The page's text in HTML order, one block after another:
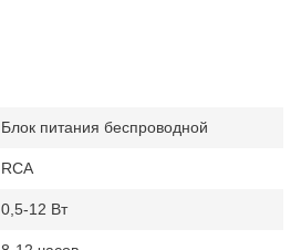
Блок питания беспроводной
RCA
0,5-12 Вт